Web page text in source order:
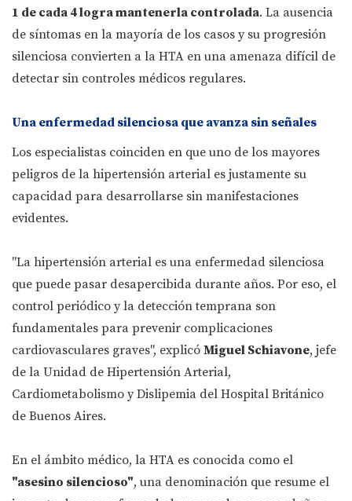
1 de cada 4 logra mantenerla controlada. La ausencia
de síntomas en la mayoría de los casos y su progresión
silenciosa convierten a la HTA en una amenaza difícil de
detectar sin controles médicos regulares.
Una enfermedad silenciosa que avanza sin señales
Los especialistas coinciden en que uno de los mayores
peligros de la hipertensión arterial es justamente su
capacidad para desarrollarse sin manifestaciones
evidentes.
"La hipertensión arterial es una enfermedad silenciosa
que puede pasar desapercibida durante años. Por eso, el
control periódico y la detección temprana son
fundamentales para prevenir complicaciones
cardiovasculares graves", explicó Miguel Schiavone, jefe
de la Unidad de Hipertensión Arterial,
Cardiometabolismo y Dislipemia del Hospital Británico
de Buenos Aires.
En el ámbito médico, la HTA es conocida como el
"asesino silencioso", una denominación que resume el